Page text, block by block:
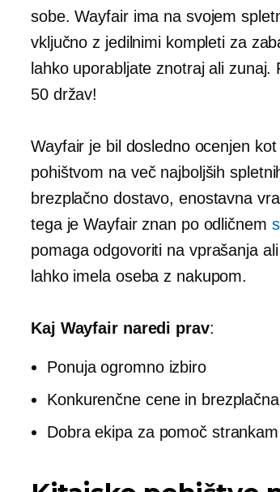
sobe. Wayfair ima na svojem
vključno z jedilnimi kompleti za
lahko uporabljate znotraj ali
50 držav!
Wayfair je bil dosledno ocenjen
pohištvom na več najboljših
brezplačno dostavo, enostavna
tega je Wayfair znan po odličnem
pomaga odgovoriti na vprašanja
lahko imela oseba z nakupom.
Kaj Wayfair naredi prav:
Ponuja ogromno izbiro
Konkurenčne cene in
Dobra ekipa za pomoč strankam